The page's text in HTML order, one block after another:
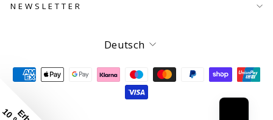
NEWSLETTER
Sprache
Deutsch